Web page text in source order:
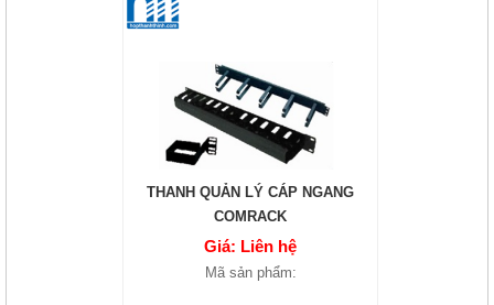
THANH QUẢN LÝ CÁP NGANG
COMRACK
Giá: Liên hệ
Mã sản phẩm: